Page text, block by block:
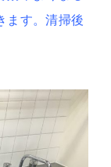
ます。清掃後